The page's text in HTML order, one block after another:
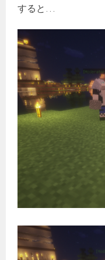
すると…